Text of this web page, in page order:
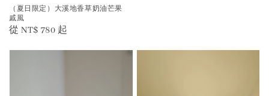
（夏日限定）大溪地香草奶油芒果
戚風
Regular
從NT$ 780 起